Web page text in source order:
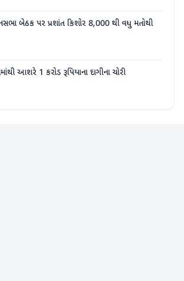
બેઠક પર પ્રશાંત કિશોર 8,000 થી વધુ મતોથી
આશરે 1 કરોડ રૂપિયાના દાગીના ચોરી